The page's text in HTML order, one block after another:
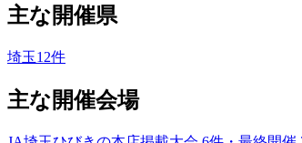
主な開催県
埼玉12件
主な開催会場